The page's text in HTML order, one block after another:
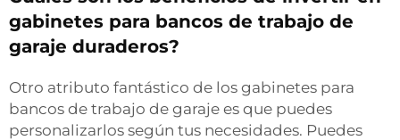
gabinetes para bancos de trabajo de
garaje duraderos?
Otro atributo fantástico de los gabinetes para
bancos de trabajo de garaje es que puedes
personalizarlos según tus necesidades. Puedes